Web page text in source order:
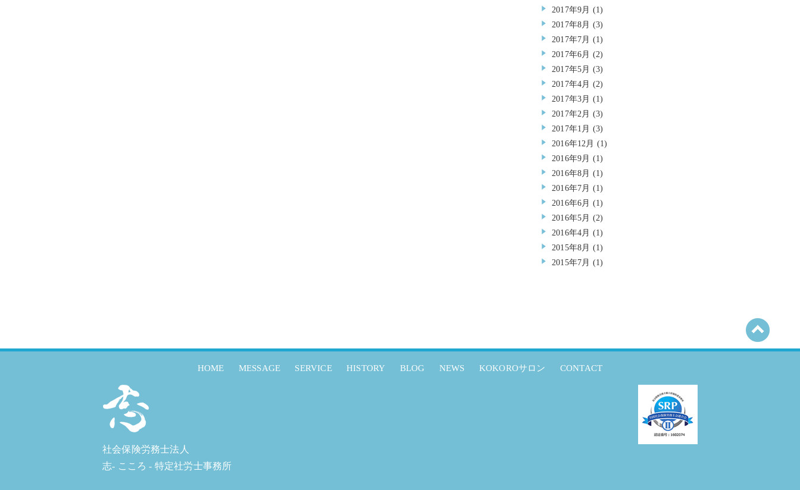
2017年9月 (1)
2017年8月 (3)
2017年7月 (1)
2017年6月 (2)
2017年5月 (3)
2017年4月 (2)
2017年3月 (1)
2017年2月 (3)
2017年1月 (3)
2016年12月 (1)
2016年9月 (1)
2016年8月 (1)
2016年7月 (1)
2016年6月 (1)
2016年5月 (2)
2016年4月 (1)
2015年8月 (1)
2015年7月 (1)
HOME MESSAGE SERVICE HISTORY BLOG NEWS KOKOROサロン CONTACT
社会保険労務士法人
志- こころ - 特定社労士事務所